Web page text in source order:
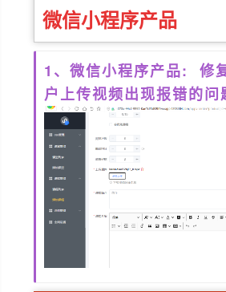
微信小程序产品
1、微信小程序产品: 修
户上传视频出现报错的问